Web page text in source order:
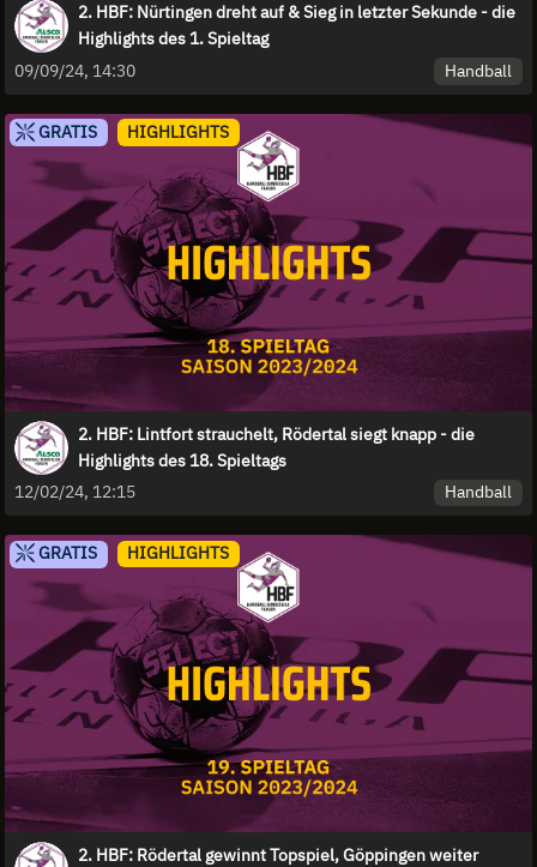
2. HBF: Nürtingen dreht auf & Sieg in letzter Sekunde - die
Highlights des 1. Spieltag
09/09/24, 14:30
Handball
GRATIS HIGHLIGHTS
2. HBF: Lintfort strauchelt, Rödertal siegt knapp - die
Highlights des 18. Spieltags
12/02/24, 12:15
Handball
GRATIS HIGHLIGHTS
2. HBF: Rödertal gewinnt Topspiel, Göppingen weiter